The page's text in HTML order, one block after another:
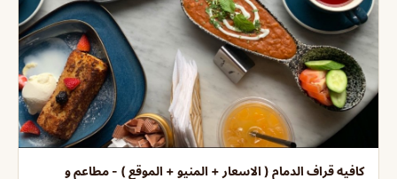
كافيه قراف الدمام ( الاسعار + المنيو + الموقع ) - مطاعم و